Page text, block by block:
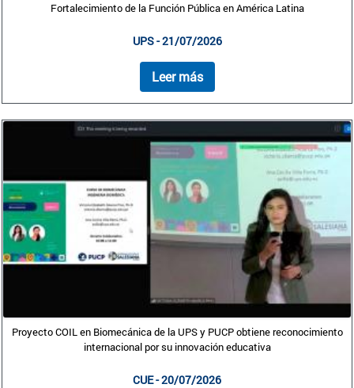
Fortalecimiento de la Función Pública en América Latina
UPS - 21/07/2026
Leer más
Proyecto COIL en Biomecánica de la UPS y PUCP obtiene reconocimiento
internacional por su innovación educativa
CUE - 20/07/2026